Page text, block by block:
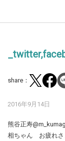
share：
2016年9月14日
熊谷正寿
相ちゃん お疲れさ